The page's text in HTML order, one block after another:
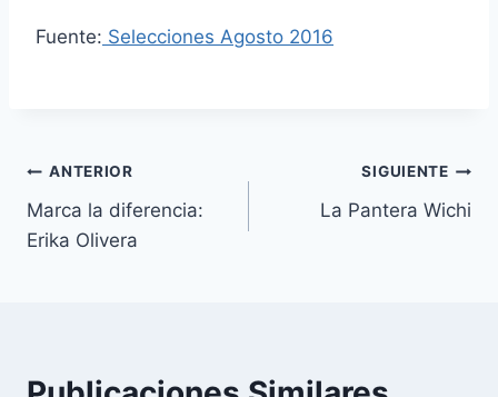
Fuente: Selecciones Agosto 2016
Navegación
de
ANTERIOR
Marca la diferencia:
Erika Olivera
SIGUIENTE
La Pantera Wichi